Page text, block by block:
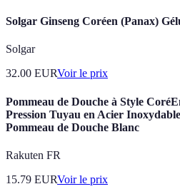
Solgar Ginseng Coréen (Panax)
Solgar
32.00 EURVoir le prix
Pommeau de Douche à Style
Pression Tuyau en Acier
Pommeau de Douche Blanc
Rakuten FR
15.79 EURVoir le prix